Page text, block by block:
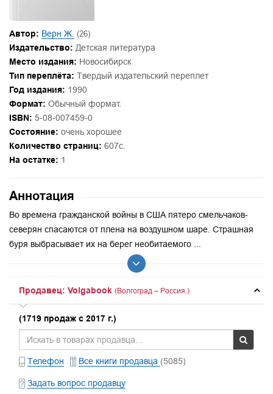
Автор: Верн Ж. (26)
Издательство: Детская литература
Место издания: Новосибирск
Тип переплёта: Твердый издательский переплет
Год издания: 1990
Формат: Обычный формат.
ISBN: 5-08-007459-0
Состояние: очень хорошее
Количество страниц: 607с.
На остатке: 1
Аннотация
Во времена гражданской войны в США пятеро смельчаков-
северян спасаются от плена на воздушном шаре. Страшная
буря выбрасывает их на берег необитаемого ...
Продавец: Volgabook (Волгоград – Россия.)
(1719 продаж с 2017 г.)
Телефон Все книги продавца (5085)
Задать вопрос продавцу